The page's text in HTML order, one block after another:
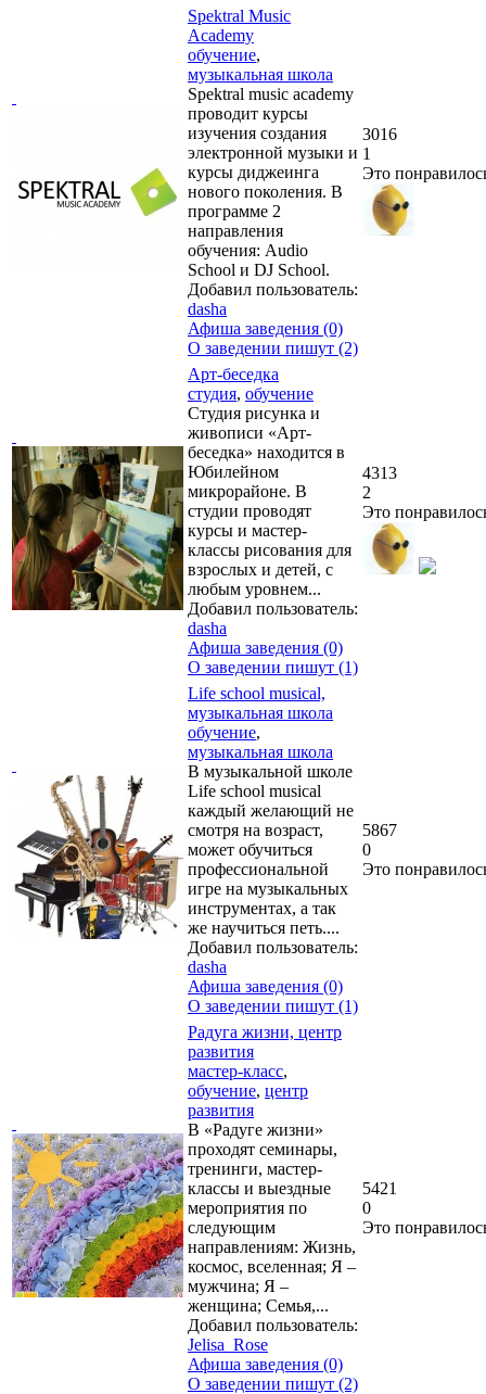
Spektral Music
Academy
обучение,
музыкальная школа
Spektral music academy
проводит курсы
изучения создания
электронной музыки и
курсы диджеинга
нового поколения. В
программе 2
направления
обучения: Audio
School и DJ School.
Добавил пользователь:
dasha
Афиша заведения (0)
О заведении пишут (2)
3016
1
Это
Арт-беседка
студия, обучение
Студия рисунка и
живописи «Арт-
беседка» находится в
Юбилейном
микрорайоне. В
студии проводят
курсы и мастер-
классы рисования для
взрослых и детей, с
любым уровнем...
Добавил пользователь:
dasha
Афиша заведения (0)
О заведении пишут (1)
4313
2
Это
Life school musical,
музыкальная школа
обучение,
музыкальная школа
В музыкальной школе
Life school musical
каждый желающий не
смотря на возраст,
может обучиться
профессиональной
игре на музыкальных
инструментах, а так
же научиться петь....
Добавил пользователь:
dasha
Афиша заведения (0)
О заведении пишут (1)
5867
0
Это
Радуга жизни, центр
развития
мастер-класс,
обучение, центр
развития
В «Радуге жизни»
проходят семинары,
тренинги, мастер-
классы и выездные
мероприятия по
следующим
направлениям: Жизнь,
космос, вселенная; Я –
мужчина; Я –
женщина; Семья,...
Добавил пользователь:
Jelisa_Rose
Афиша заведения (0)
О заведении пишут (2)
5421
0
Это